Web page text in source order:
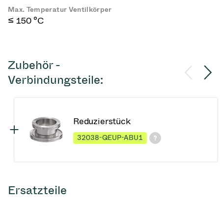
Max. Temperatur Ventilkörper
≤ 150 °C
Zubehör -
Verbindungsteile:
Reduzierstück
32038-QEUP-ABU1
Ersatzteile